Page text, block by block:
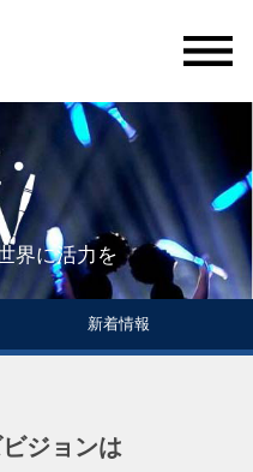
界に活力を
新着情報
ジョンは